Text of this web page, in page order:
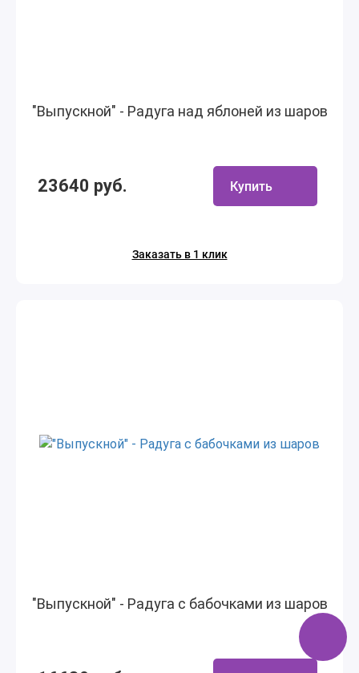
"Выпускной" - Радуга над яблоней из шаров
23640 руб. Купить
Заказать в 1 клик
"Выпускной" - Радуга с бабочками из шаров